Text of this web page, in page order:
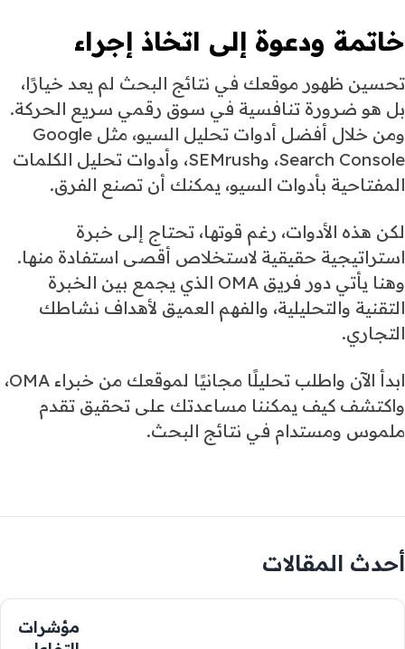
خاتمة ودعوة إلى اتخاذ إجراء
تحسين ظهور موقعك في نتائج البحث لم يعد خيارًا،
بل هو ضرورة تنافسية في سوق رقمي سريع الحركة.
ومن خلال أفضل أدوات تحليل السيو، مثل Google
Search Console، وSEMrush، وأدوات تحليل الكلمات
المفتاحية بأدوات السيو، يمكنك أن تصنع الفرق.
لكن هذه الأدوات، رغم قوتها، تحتاج إلى خبرة
استراتيجية حقيقية لاستخلاص أقصى استفادة منها.
وهنا يأتي دور فريق OMA الذي يجمع بين الخبرة
التقنية والتحليلية، والفهم العميق لأهداف نشاطك
التجاري.
ابدأ الآن واطلب تحليلًا مجانيًا لموقعك من خبراء OMA،
واكتشف كيف يمكننا مساعدتك على تحقيق تقدم
ملموس ومستدام في نتائج البحث.
أحدث المقالات
مؤشرات